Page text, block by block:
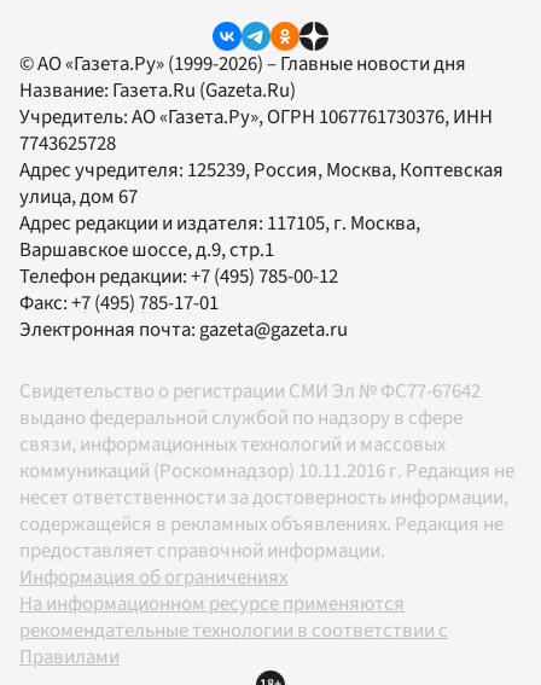
© АО «Газета.Ру» (1999-2026) – Главные новости дня
Название: Газета.Ru (Gazeta.Ru)
Учредитель:АО «Газета.Ру», ОГРН 1067761730376, ИНН
7743625728
Адрес учредителя: 125239, Россия, Москва, Коптевская
улица, дом 67
Адрес редакции и издателя: 117105, г. Москва,
Варшавское шоссе, д.9, стр.1
Телефон редакции:+7 (495) 785-00-12
Факс:+7 (495) 785-17-01
Электронная почта: gazeta@gazeta.ru
Свидетельство о регистрации СМИ Эл № ФС77-67642
выдано федеральной службой по надзору в сфере
связи, информационных технологий и массовых
коммуникаций (Роскомнадзор) 10.11.2016 г. Редакция не
несет ответственности за достоверность информации,
содержащейся в рекламных объявлениях. Редакция не
предоставляет справочной информации.
Информация об ограничениях
На информационном ресурсе применяются
рекомендательные технологии в соответствии с
Правилами